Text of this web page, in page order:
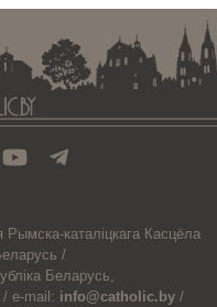
Рымска-каталіцкага Касцёла
/
Беларусь,
/ e-mail: info@catholic.by /